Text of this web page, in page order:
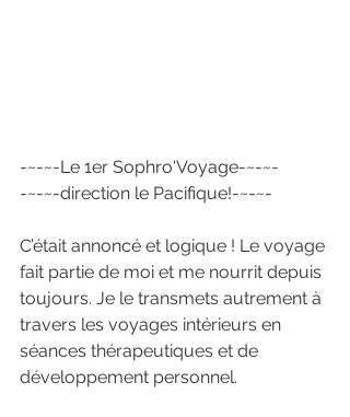
-~-~-Le 1er Sophro'Voyage-~-~-
-~-~-direction le Pacifique!-~-~-
C’était annoncé et logique ! Le voyage
fait partie de moi et me nourrit depuis
toujours. Je le transmets autrement à
travers les voyages intérieurs en
séances thérapeutiques et de
développement personnel.